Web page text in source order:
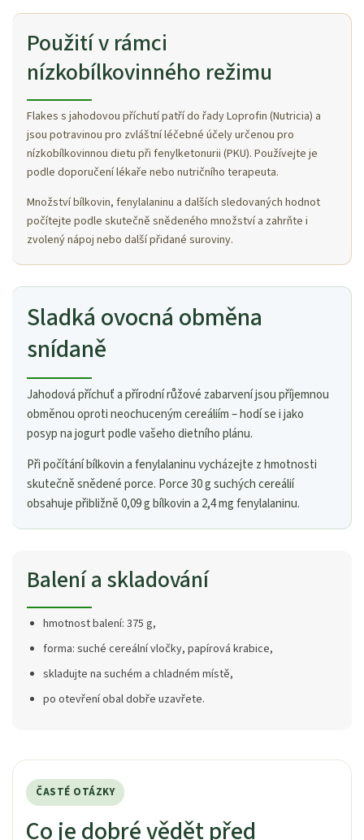
Použití v rámci
nízkobílkovinného režimu
Flakes s jahodovou příchutí patří do řady Loprofin (Nutricia) a
jsou potravinou pro zvláštní léčebné účely určenou pro
nízkobílkovinnou dietu při fenylketonurii (PKU). Používejte je
podle doporučení lékaře nebo nutričního terapeuta.
Množství bílkovin, fenylalaninu a dalších sledovaných hodnot
počítejte podle skutečně snědeného množství a zahrňte i
zvolený nápoj nebo další přidané suroviny.
Sladká ovocná obměna
snídaně
Jahodová příchuť a přírodní růžové zabarvení jsou příjemnou
obměnou oproti neochuceným cereáliím – hodí se i jako
posyp na jogurt podle vašeho dietního plánu.
Při počítání bílkovin a fenylalaninu vycházejte z hmotnosti
skutečně snědené porce. Porce 30 g suchých cereálií
obsahuje přibližně 0,09 g bílkovin a 2,4 mg fenylalaninu.
Balení a skladování
hmotnost balení: 375 g,
forma: suché cereální vločky, papírová krabice,
skladujte na suchém a chladném místě,
po otevření obal dobře uzavřete.
ČASTÉ OTÁZKY
Co je dobré vědět před